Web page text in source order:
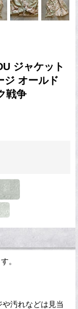
ジャケット
ジ オールド
戦争
。
や汚れなどは見当